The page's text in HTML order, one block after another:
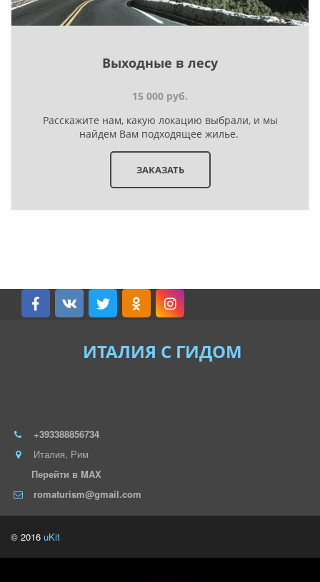
Выходные в лесу
15 000 руб.
Расскажите нам, какую локацию выбрали, и мы
найдем Вам подходящее жилье.
ЗАКАЗАТЬ
ИТАЛИЯ С ГИДОМ
+393388856734
Италия, Рим
Перейти в MAX
romaturism@gmail.com
© 2016 uKit